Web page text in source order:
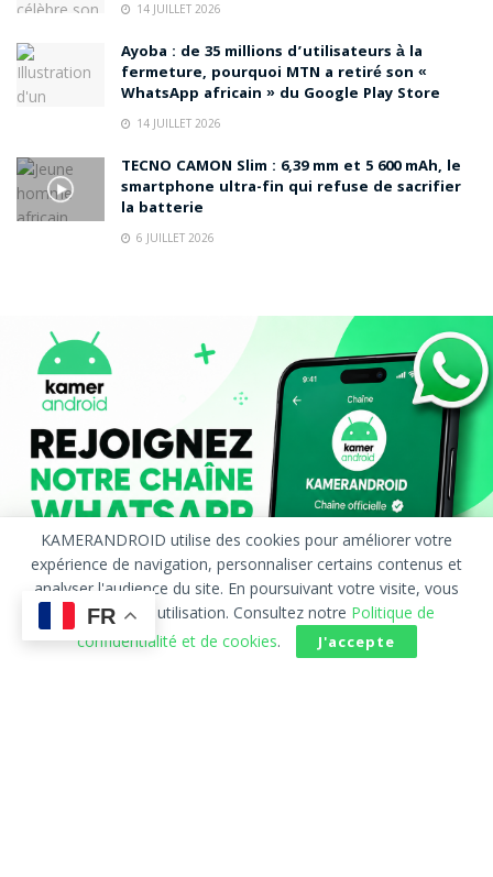
14 JUILLET 2026
Ayoba : de 35 millions d’utilisateurs à la
fermeture, pourquoi MTN a retiré son «
WhatsApp africain » du Google Play Store
14 JUILLET 2026
TECNO CAMON Slim : 6,39 mm et 5 600 mAh, le
smartphone ultra-fin qui refuse de sacrifier
la batterie
6 JUILLET 2026
FR
KAMERANDROID utilise des cookies pour améliorer votre
expérience de navigation, personnaliser certains contenus et
analyser l'audience du site. En poursuivant votre visite, vous
acceptez leur utilisation. Consultez notre Politique de
confidentialité et de cookies. J'accepte